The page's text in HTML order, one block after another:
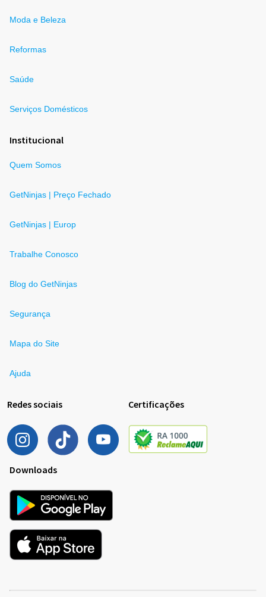
Moda e Beleza
Reformas
Saúde
Serviços Domésticos
Institucional
Quem Somos
GetNinjas | Preço Fechado
GetNinjas | Europ
Trabalhe Conosco
Blog do GetNinjas
Segurança
Mapa do Site
Ajuda
Redes sociais Certificações
Downloads